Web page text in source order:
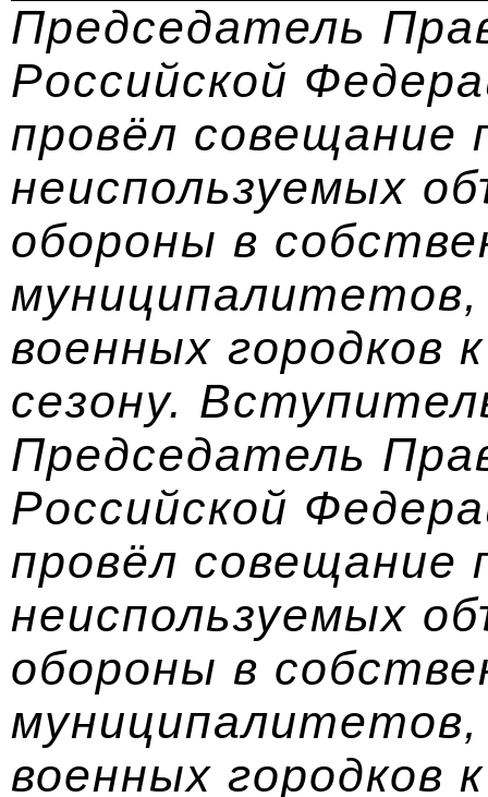
Председатель
Российской
провёл совещание
неиспользуемых
обороны в
военных городков
сезону.
Председатель
Российской
провёл совещание
неиспользуемых
обороны в
военных городков